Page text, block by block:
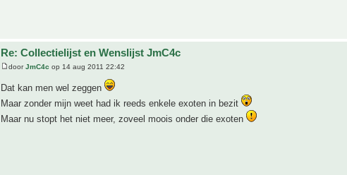
Re: Collectielijst en Wenslijst JmC4c
doorJmC4c op 14 aug 2011 22:42
Dat kan men wel zeggen
Maar zonder mijn weet had ik reeds enkele exoten in bezit
Maar nu stopt het niet meer, zoveel moois onder die exoten